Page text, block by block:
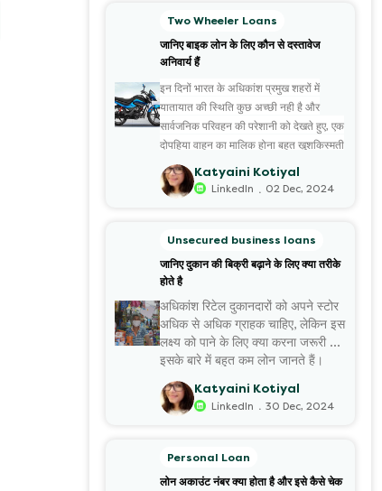
Two Wheeler Loans
जानिए बाइक लोन के लिए कौन से दस्तावेज
अनिवार्य हैं
इन दिनों भारत के अधिकांश प्रमुख शहरों में
यातायात की स्थिति कुछ अच्छी नही है और
सार्वजनिक परिवहन की परेशानी को देखते हुए, एक
दोपहिया वाहन का मालिक होना बहुत खुशकिस्मती
की बात है। यदि आप भी अपने सपनों की बाइक
खरीदने की सोच रहे हैं, मगर उसके लिए एक साथ
बड़ी रकम नही खर्च करना चाहते हैं तो
आपके लिए सबसे उत्तम विकल्प है। वैसे भी अब
ढेरों ऐसे संस्थान उपलब्ध हैं, जो किफायती ब्याज
दर पर बाइक लोन की सुविधा देते हैं। इनके चलते
अपनी मनपसंद बाइक के मालिक होने का सुख ले
पा रहे हैं।
Katyaini Kotiyal
LinkedIn . 02 Dec, 2024
Unsecured business loans
जानिए दुकान की बिक्री बढ़ाने के लिए क्या तरीके
होते है
अधिकांश रिटेल दुकानदारों को अपने स्टोर
अधिक से अधिक ग्राहक चाहिए, लेकिन इस
लक्ष्य को पाने के लिए क्या करना जरूरी है,
इसके बारे में बहुत कम लोन जानते हैं।
आज इस लेख के माध्यम से हम दुकान की
बिक्री बढ़ा...
Katyaini Kotiyal
LinkedIn . 30 Dec, 2024
Personal Loan
लोन अकाउंट नंबर क्या होता है और इसे कैसे चेक